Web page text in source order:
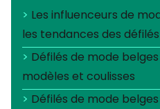
Les influenceurs de
les tendances des défilés
Défilés de mode
modèles et coulisses
Défilés de mode